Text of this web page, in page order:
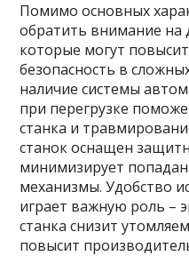
Помимо основных
обратить внимание
которые могут
безопасность в
наличие системы
при перегрузке
станка и
станок оснащен
минимизирует
механизмы. Удобство
играет важную роль –
станка снизит
повысит